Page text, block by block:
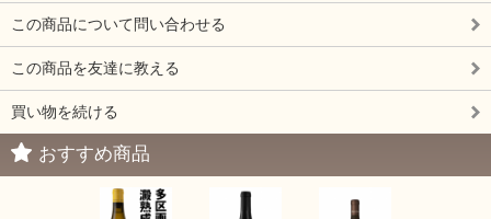
この商品について問い合わせる
この商品を友達に教える
買い物を続ける
おすすめ商品